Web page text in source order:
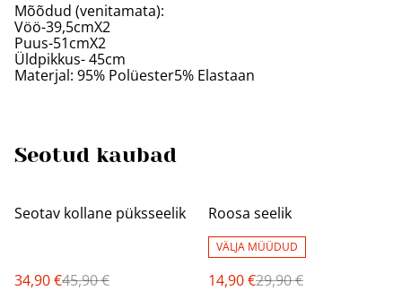
Mõõdud (venitamata):
Vöö-39,5cmX2
Puus-51cmX2
Üldpikkus- 45cm
Materjal: 95% Polüester5% Elastaan
Seotud kaubad
%
Seotav kollane püksseelik
34,90 €45,90 €
%
Roosa seelik
VÄLJA MÜÜDUD
14,90 €29,90 €